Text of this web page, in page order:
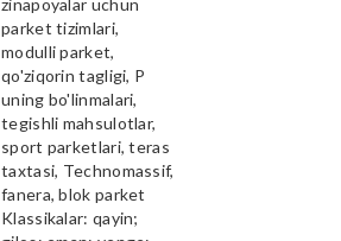
parket tizimlari,
modulli parket,
qo'ziqorin tagligi, P
uning bo'linmalari,
tegishli mahsulotlar,
sport parketlari, teras
taxtasi, Technomassif,
fanera, blok parket
Klassikalar: qayin;